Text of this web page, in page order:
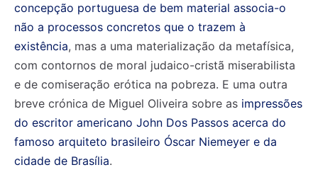
concepção portuguesa de bem material associa-o
não a processos concretos que o trazem à
existência, mas a uma materialização da metafísica,
com contornos de moral judaico-cristã miserabilista
e de comiseração erótica na pobreza. E uma outra
breve crónica de Miguel Oliveira sobre as impressões
do escritor americano John Dos Passos acerca do
famoso arquiteto brasileiro Óscar Niemeyer e da
cidade de Brasília.